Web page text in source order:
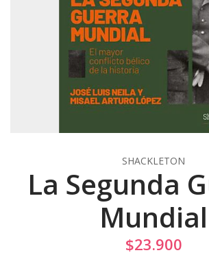
SHACKLETON
La Segunda
Mundial
$23.900